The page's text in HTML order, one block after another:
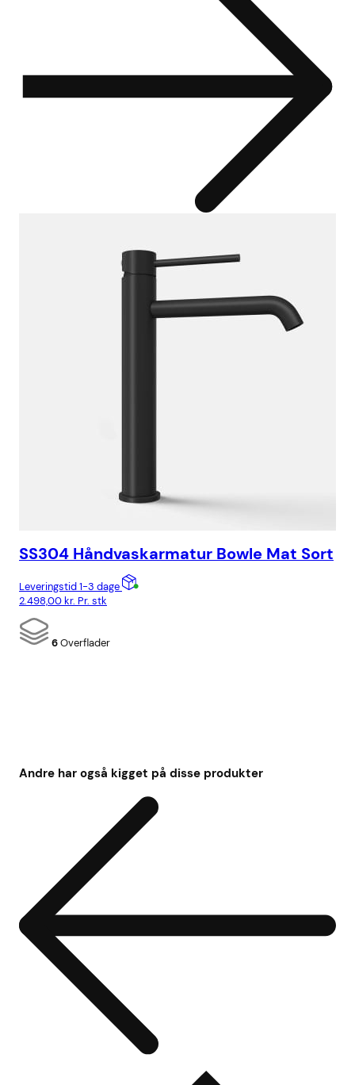
SS304 Håndvaskarmatur Bowle Mat Sort
Leveringstid 1-3 dage
2.498,00kr. Pr. stk
6Overflader
Andre har også kigget på disse produkter